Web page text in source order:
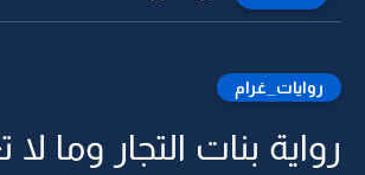
روايات_غرام
رواية بنات التجار وما لا